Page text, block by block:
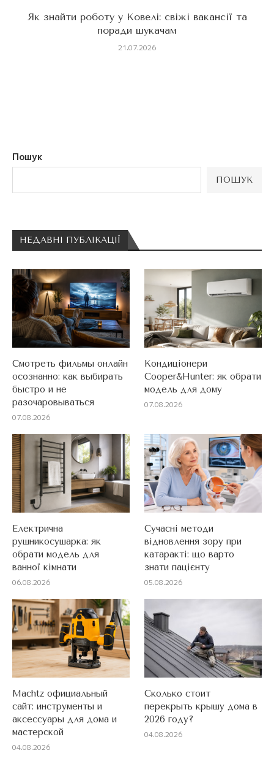
Як знайти роботу у Ковелі: свіжі вакансії та
поради шукачам
21.07.2026
Пошук
ПОШУК
НЕДАВНІ ПУБЛІКАЦІЇ
Смотреть фильмы онлайн
осознанно: как выбирать
быстро и не
разочаровываться
07.08.2026
Кондиціонери
Cooper&Hunter: як обрати
модель для дому
07.08.2026
Електрична
рушникосушарка: як
обрати модель для
ванної кімнати
06.08.2026
Сучасні методи
відновлення зору при
катаракті: що варто
знати пацієнту
05.08.2026
Machtz официальный
сайт: инструменты и
аксессуары для дома и
мастерской
04.08.2026
Сколько стоит
перекрыть крышу дома в
2026 году?
04.08.2026